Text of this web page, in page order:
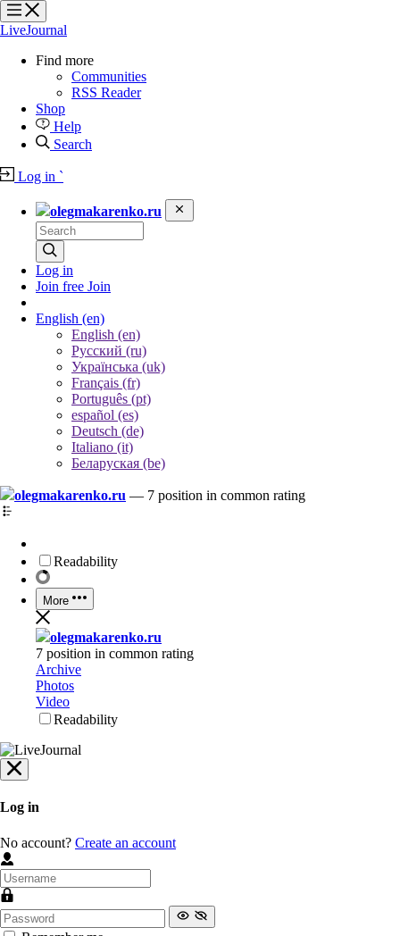
?
?
?
?
LiveJournal
Find more
Communities
RSS Reader
Shop
Help
Search
Log in `
olegmakarenko.ru
Log in
Join free Join
English (en)
English (en)
Русский (ru)
Українська (uk)
Français (fr)
Português (pt)
español (es)
Deutsch (de)
Italiano (it)
Беларуская (be)
olegmakarenko.ru — 7 position in common rating
Readability
More
olegmakarenko.ru
7 position in common rating
Archive
Photos
Video
Readability
Log in
No account? Create an account